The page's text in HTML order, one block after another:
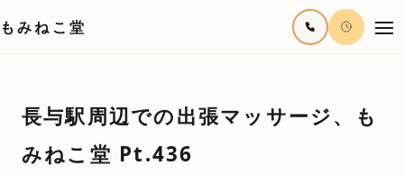
もみねこ堂
長与駅周辺での出張マッサージ、も
みねこ堂 Pt.436